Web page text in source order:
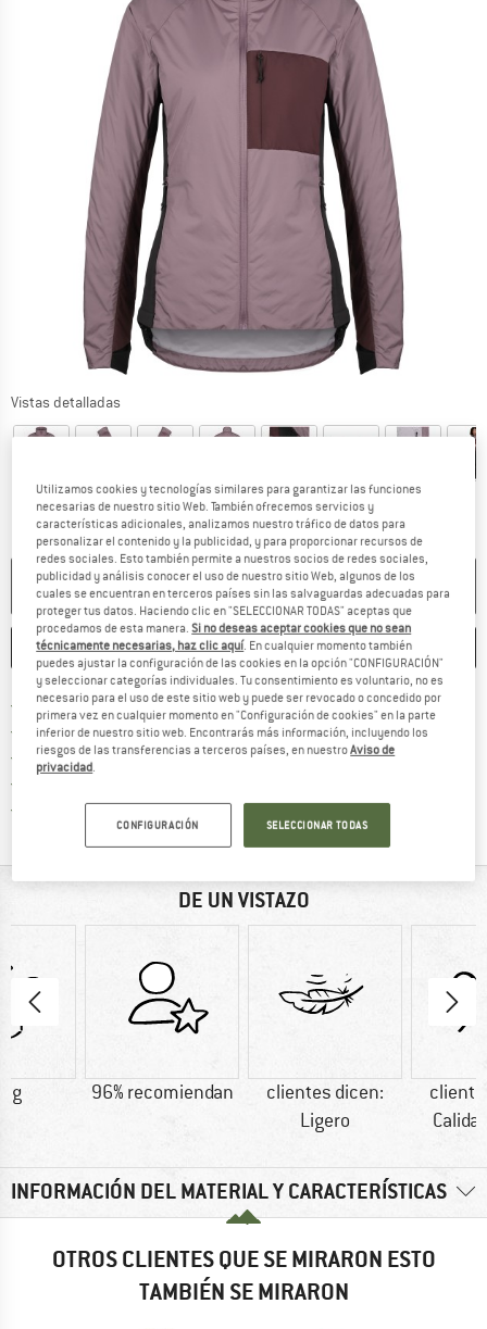
Vistas detalladas
NO ESTÁ DISPONIBLE
GUARDAR COMPARAR
Porte pagado a partir de 69 € (ES)¡encuentre más
Derecho de devolución de 100 díasvaya a la política de
> 4 000 000 clientes satisfechos
Protección del comprador de Trusted Shops¡toda la
DE UN VISTAZO
g 96% recomiendan
clientes dicen:
Ligero
INFORMACIÓN DEL MATERIAL Y CARACTERÍSTICAS
OTROS CLIENTES QUE SE MIRARON ESTO
TAMBIÉN SE MIRARON
Utilizamos cookies y tecnologías similares para garantizar las funciones
necesarias de nuestro sitio Web. También ofrecemos servicios y
características adicionales, analizamos nuestro tráfico de datos para
personalizar el contenido y la publicidad, y para proporcionar recursos de
redes sociales. Esto también permite a nuestros socios de redes sociales,
publicidad y análisis conocer el uso de nuestro sitio Web, algunos de los
cuales se encuentran en terceros países sin las salvaguardas adecuadas para
proteger tus datos. Haciendo clic en "SELECCIONAR TODAS" aceptas que
procedamos de esta manera.Si no deseas aceptar cookies que no sean
técnicamente necesarias, haz clic aquí. En cualquier momento también
puedes ajustar la configuración de las cookies en la opción "CONFIGURACIÓN"
y seleccionar categorías individuales. Tu consentimiento es voluntario, no es
necesario para el uso de este sitio web y puede ser revocado o concedido por
primera vez en cualquier momento en "Configuración de cookies" en la parte
inferior de nuestro sitio web. Encontrarás más información, incluyendo los
riesgos de las transferencias a terceros países, en nuestroAviso de
privacidad
CONFIGURACIÓN SELECCIONAR TODAS